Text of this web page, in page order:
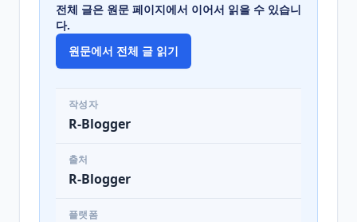
전체 글은 원문 페이지에서 이어서 읽을 수 있습니
다.
원문에서 전체 글 읽기
작성자
R-Blogger
출처
R-Blogger
플랫폼